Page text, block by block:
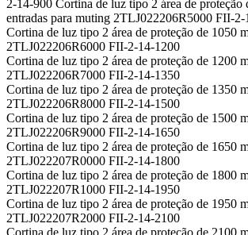
2-14-900 Cortina de luz tipo 2 área de proteção
entradas para muting 2TLJ022206R5000 FII-2-
Cortina de luz tipo 2 área de proteção de 1050
2TLJ022206R6000 FII-2-14-1200
Cortina de luz tipo 2 área de proteção de 1200
2TLJ022206R7000 FII-2-14-1350
Cortina de luz tipo 2 área de proteção de 1350
2TLJ022206R8000 FII-2-14-1500
Cortina de luz tipo 2 área de proteção de 1500
2TLJ022206R9000 FII-2-14-1650
Cortina de luz tipo 2 área de proteção de 1650
2TLJ022207R0000 FII-2-14-1800
Cortina de luz tipo 2 área de proteção de 1800
2TLJ022207R1000 FII-2-14-1950
Cortina de luz tipo 2 área de proteção de 1950
2TLJ022207R2000 FII-2-14-2100